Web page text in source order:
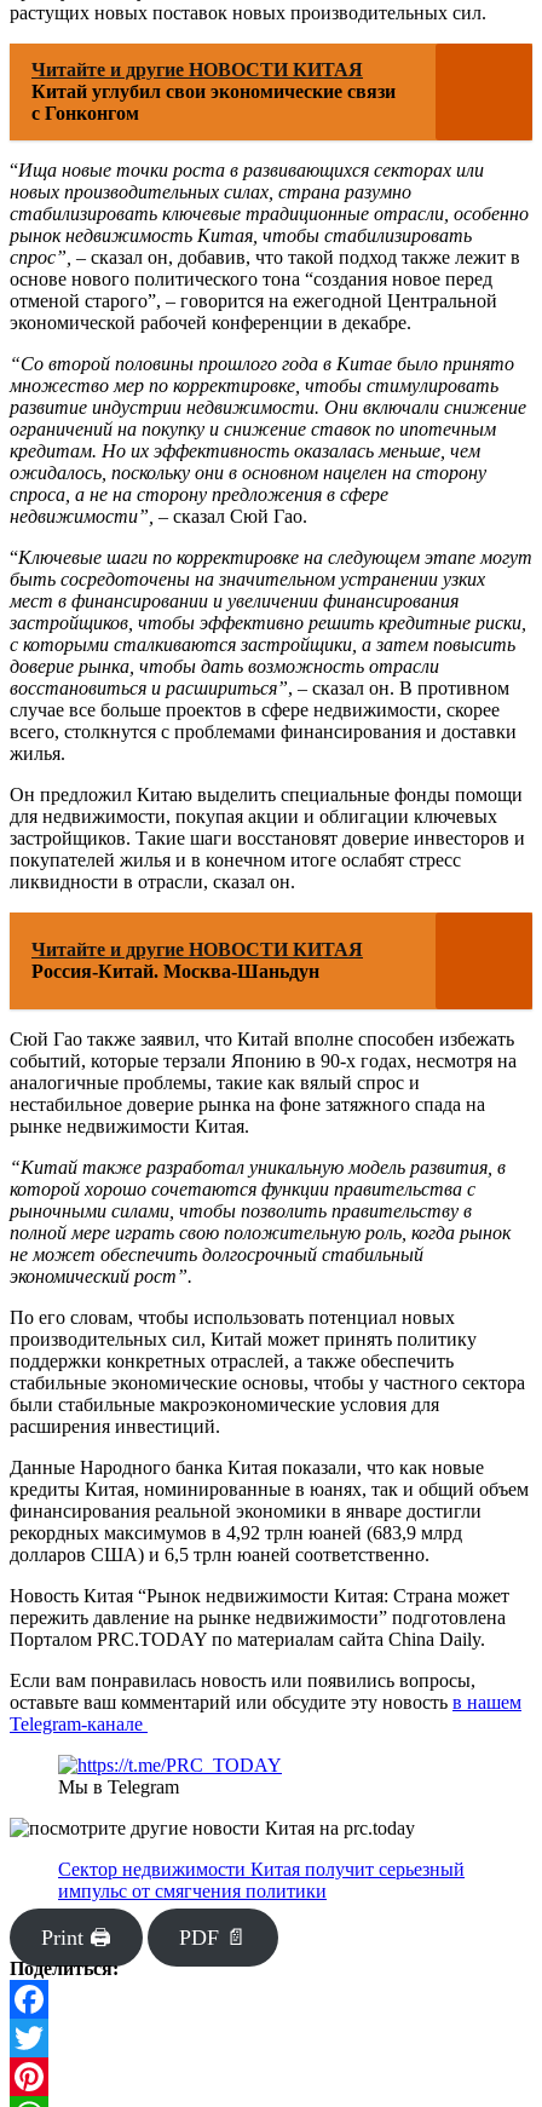
растущих новых поставок новых производительных сил.
Читайте и другие НОВОСТИ КИТАЯ
Китай углубил свои экономические связи
с Гонконгом
“Ища новые точки роста в развивающихся секторах или
новых производительных силах, страна разумно
стабилизировать ключевые традиционные отрасли, особенно
рынок недвижимость Китая, чтобы стабилизировать
спрос”, – сказал он, добавив, что такой подход также лежит в
основе нового политического тона “создания новое перед
отменой старого”, – говорится на ежегодной Центральной
экономической рабочей конференции в декабре.
“Со второй половины прошлого года в Китае было принято
множество мер по корректировке, чтобы стимулировать
развитие индустрии недвижимости. Они включали снижение
ограничений на покупку и снижение ставок по ипотечным
кредитам. Но их эффективность оказалась меньше, чем
ожидалось, поскольку они в основном нацелен на сторону
спроса, а не на сторону предложения в сфере
недвижимости”, – сказал Сюй Гао.
“Ключевые шаги по корректировке на следующем этапе могут
быть сосредоточены на значительном устранении узких
мест в финансировании и увеличении финансирования
застройщиков, чтобы эффективно решить кредитные риски,
с которыми сталкиваются застройщики, а затем повысить
доверие рынка, чтобы дать возможность отрасли
восстановиться и расшириться”, – сказал он. В противном
случае все больше проектов в сфере недвижимости, скорее
всего, столкнутся с проблемами финансирования и доставки
жилья.
Он предложил Китаю выделить специальные фонды помощи
для недвижимости, покупая акции и облигации ключевых
застройщиков. Такие шаги восстановят доверие инвесторов и
покупателей жилья и в конечном итоге ослабят стресс
ликвидности в отрасли, сказал он.
Читайте и другие НОВОСТИ КИТАЯ
Россия-Китай. Москва-Шаньдун
Сюй Гао также заявил, что Китай вполне способен избежать
событий, которые терзали Японию в 90-х годах, несмотря на
аналогичные проблемы, такие как вялый спрос и
нестабильное доверие рынка на фоне затяжного спада на
рынке недвижимости Китая.
“Китай также разработал уникальную модель развития, в
которой хорошо сочетаются функции правительства с
рыночными силами, чтобы позволить правительству в
полной мере играть свою положительную роль, когда рынок
не может обеспечить долгосрочный стабильный
экономический рост”.
По его словам, чтобы использовать потенциал новых
производительных сил, Китай может принять политику
поддержки конкретных отраслей, а также обеспечить
стабильные экономические основы, чтобы у частного сектора
были стабильные макроэкономические условия для
расширения инвестиций.
Данные Народного банка Китая показали, что как новые
кредиты Китая, номинированные в юанях, так и общий объем
финансирования реальной экономики в январе достигли
рекордных максимумов в 4,92 трлн юаней (683,9 млрд
долларов США) и 6,5 трлн юаней соответственно.
Новость Китая “Рынок недвижимости Китая: Страна может
пережить давление на рынке недвижимости” подготовлена
Порталом PRC.TODAY по материалам сайта China Daily.
Если вам понравилась новость или появились вопросы,
оставьте ваш комментарий или обсудите эту новость в нашем
Telegram-канале
Мы в Telegram
Сектор недвижимости Китая получит серьезный
импульс от смягчения политики
Print 🖨 PDF 📄
Поделиться:
Facebook
Twitter